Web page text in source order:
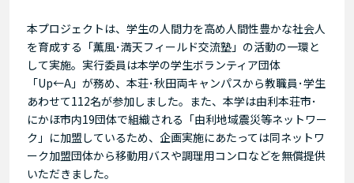
本プロジェクトは、学生の人間力を高め人間性豊かな社会人
を育成する「薫風･満天フィールド交流塾」の活動の一環と
して実施。実行委員は本学の学生ボランティア団体
「Up←A」が務め、本荘･秋田両キャンパスから教職員･学生
あわせて112名が参加しました。また、本学は由利本荘市･
にかほ市内19団体で組織される「由利地域震災等ネットワー
ク」に加盟しているため、企画実施にあたっては同ネットワ
ーク加盟団体から移動用バスや調理用コンロなどを無償提供
いただきました。